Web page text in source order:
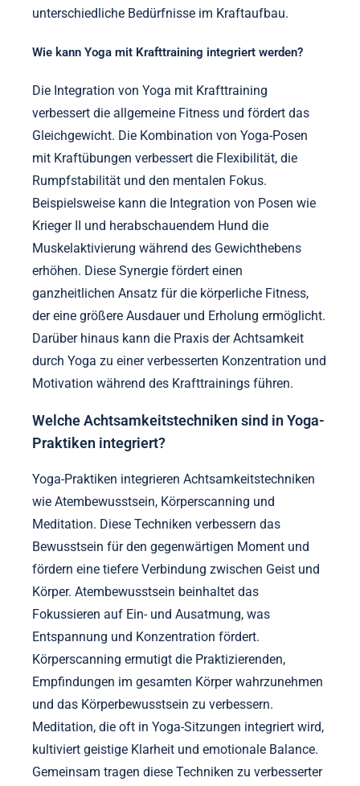
unterschiedliche Bedürfnisse im Kraftaufbau.
Wie kann Yoga mit Krafttraining integriert werden?
Die Integration von Yoga mit Krafttraining
verbessert die allgemeine Fitness und fördert das
Gleichgewicht. Die Kombination von Yoga-Posen
mit Kraftübungen verbessert die Flexibilität, die
Rumpfstabilität und den mentalen Fokus.
Beispielsweise kann die Integration von Posen wie
Krieger II und herabschauendem Hund die
Muskelaktivierung während des Gewichthebens
erhöhen. Diese Synergie fördert einen
ganzheitlichen Ansatz für die körperliche Fitness,
der eine größere Ausdauer und Erholung ermöglicht.
Darüber hinaus kann die Praxis der Achtsamkeit
durch Yoga zu einer verbesserten Konzentration und
Motivation während des Krafttrainings führen.
Welche Achtsamkeitstechniken sind in Yoga-
Praktiken integriert?
Yoga-Praktiken integrieren Achtsamkeitstechniken
wie Atembewusstsein, Körperscanning und
Meditation. Diese Techniken verbessern das
Bewusstsein für den gegenwärtigen Moment und
fördern eine tiefere Verbindung zwischen Geist und
Körper. Atembewusstsein beinhaltet das
Fokussieren auf Ein- und Ausatmung, was
Entspannung und Konzentration fördert.
Körperscanning ermutigt die Praktizierenden,
Empfindungen im gesamten Körper wahrzunehmen
und das Körperbewusstsein zu verbessern.
Meditation, die oft in Yoga-Sitzungen integriert wird,
kultiviert geistige Klarheit und emotionale Balance.
Gemeinsam tragen diese Techniken zu verbesserter